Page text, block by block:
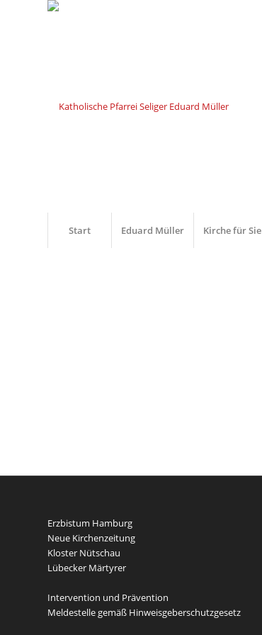
Start Eduard Müller Kirche für Sie
Erzbistum Hamburg
Neue Kirchenzeitung
Kloster Nütschau
Lübecker Märtyrer
Intervention und Prävention
Meldestelle gemäß Hinweisgeberschutzgesetz